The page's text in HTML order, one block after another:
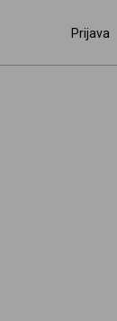
Prijava